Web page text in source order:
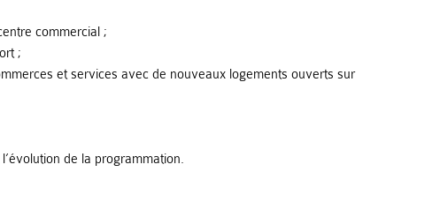
commercial ;
;
et services avec de nouveaux logements ouverts sur
de la programmation.